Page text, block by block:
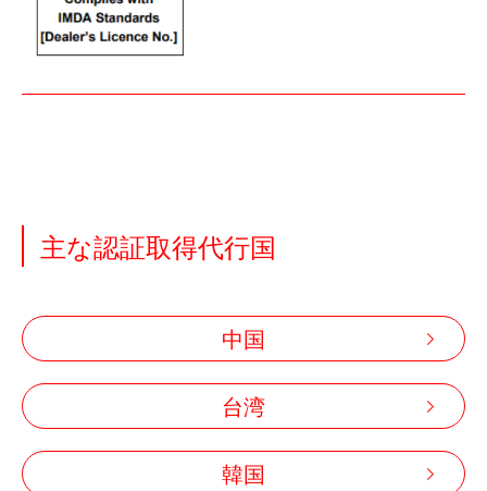
主な認証取得代行国
中国
台湾
韓国